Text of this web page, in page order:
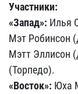
Участники:
«Запад»: Илья
Мэт Робинсон
Мэтт Эллисон
(Торпедо).
«Восток»: Юха